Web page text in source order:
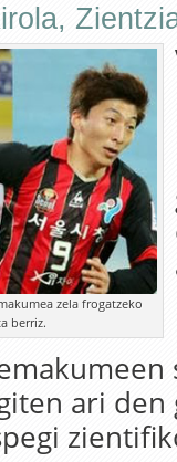
,
zela frogatzeko
berriz.
ari den